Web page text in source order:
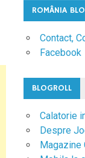
ROMÂNIA
Contact,
Facebook
BLOGROLL
Calatorie
Despre
Magazine